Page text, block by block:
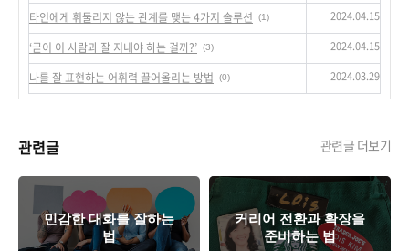
타인에게 휘둘리지 않는 관계를 맺는 4가지 솔루션 (1) 2024.04.15
‘굳이 이 사람과 잘 지내야 하는 걸까?’ (3) 2024.04.15
나를 잘 표현하는 어휘력 끌어올리는 방법 (0) 2024.03.29
관련글 관련글 더보기
민감한 대화를 잘하는
법
커리어 전환과 확장을
준비하는 법